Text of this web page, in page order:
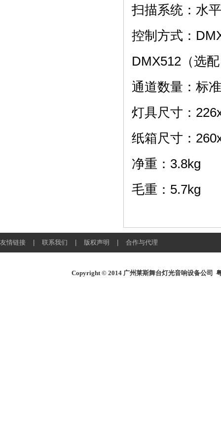
扫描系统：水
控制方式：
DMX512（选
通道数量：标
灯具尺寸：
纸箱尺寸：
净重：3.8kg
毛重：5.7kg
友情链接 联系我们 版权声明 合作与代理
Copyright © 2014 广州莱斯舞台灯光音响设备公司